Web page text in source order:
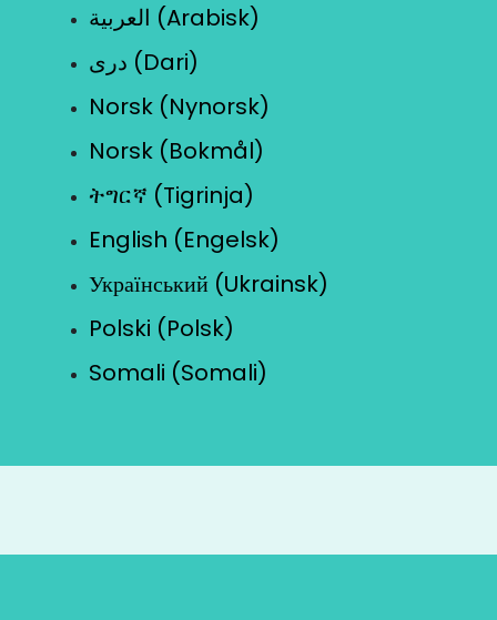
العربية (Arabisk)
دری (Dari)
Norsk (Nynorsk)
Norsk (Bokmål)
ትግርኛ (Tigrinja)
English (Engelsk)
Український (Ukrainsk)
Polski (Polsk)
Somali (Somali)